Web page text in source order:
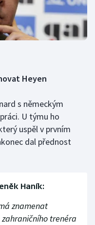
Heyen
s německým
U týmu ho
uspěl v prvním
dal přednost
Haník:
znamenat
trenéra